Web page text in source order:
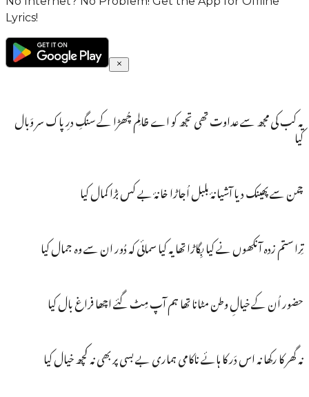
Lyrics!
یہ کب کی مجھ سے عداوت تھی تجھ کو اے ظالِم چُھڑا کے سنگِ درِ پاک سر وَبال
کیا
چمن سے پھینک دیا آشیانۂ بلبل اُجاڑا خانۂ بے کس بڑا کمال کیا
تِرا ستم زدہ آنکھوں نے کیا بِگاڑا تھا یہ کیا سمائی کہ دُور ان سے وہ جمال کیا
حضور اُن کے خیالِ وطن مٹانا تھا ہم آپ مِٹ گئے اچھا فراغ بال کیا
نہ گھر کا رکھا نہ اس دَر کا ہائے ناکامی ہماری بے بسی پر بھی نہ کچھ خیال کیا